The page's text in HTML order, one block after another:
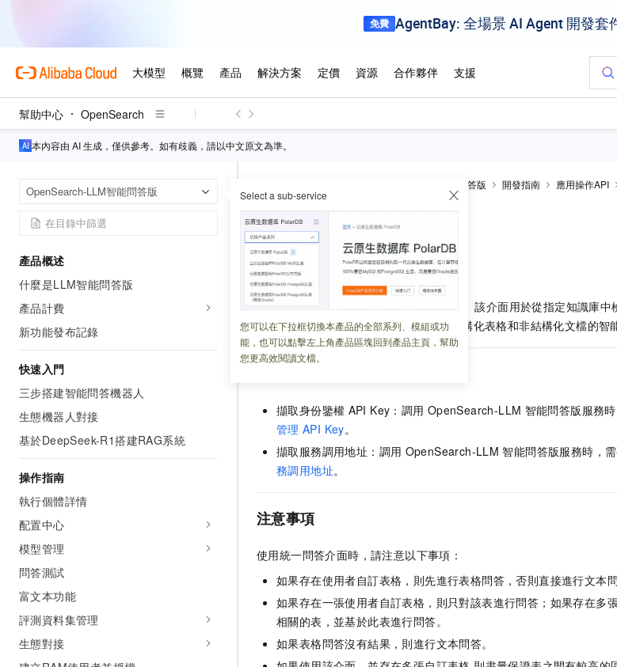
幫助中心 OpenSearch
本內容由 AI 生成，僅供參考。如有歧義，請以中文原文為準。
OpenSearch-LLM智能問答版 Select a sub-service
您可以在下拉框切換本產品的全部系列、模組或功
能，也可以點擊左上角產品區塊回到產品主頁，幫助
您更高效閱讀文檔。
產品概述
什麼是LLM智能問答版
產品計費
新功能發布記錄
快速入門
三步搭建智能問答機器人
生態機器人對接
基於DeepSeek-R1搭建RAG系統
操作指南
執行個體詳情
配置中心
模型管理
問答測試
富文本功能
評測資料集管理
生態對接
OpenSearch-LLM智能問答版 開發指南 應用操作API
統一問答介面
更新時間： 2026-05-22 19:01:14
本文為您介紹 MultiSearch 統一問答介面。該介面用於從指定知識庫
方式，您可以通過一個介面同時完成對結構化表格和非結構化文檔的智
擷取身份鑒權 API Key：調用 OpenSearch-LLM 智能問答版服務
管理 API Key。
擷取服務調用地址：調用 OpenSearch-LLM 智能問答版服務時，
務調用地址。
注意事項
使用統一問答介面時，請注意以下事項：
如果存在使用者自訂表格，則先進行表格問答，否則直接進行文本問
如果存在一張使用者自訂表格，則只對該表進行問答；如果存在多
相關的表，並基於此表進行問答。
如果表格問答沒有結果，則進行文本問答。